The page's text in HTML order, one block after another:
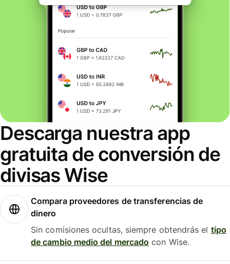
Descarga nuestra app
gratuita de conversión de
divisas Wise
Compara proveedores de transferencias de
dinero
Sin comisiones ocultas, siempre obtendrás el tipo
de cambio medio del mercado con Wise.